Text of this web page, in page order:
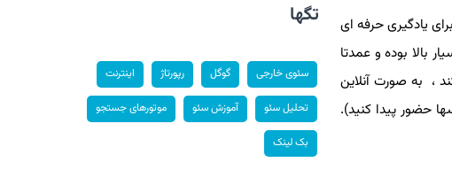
یادگیری حرفه ای
بوده و عمدتا
به صورت آنلاین
حضور پیدا کنید).
تگها
سئوی خارجی گوگل رپورتاژ اینترنت
تحلیل سئو آموزش سئو موتورهای جستجو
بک لینک